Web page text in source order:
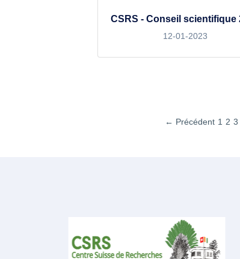
CSRS - Conseil scientifique
12-01-2023
← Précédent 1 2 3